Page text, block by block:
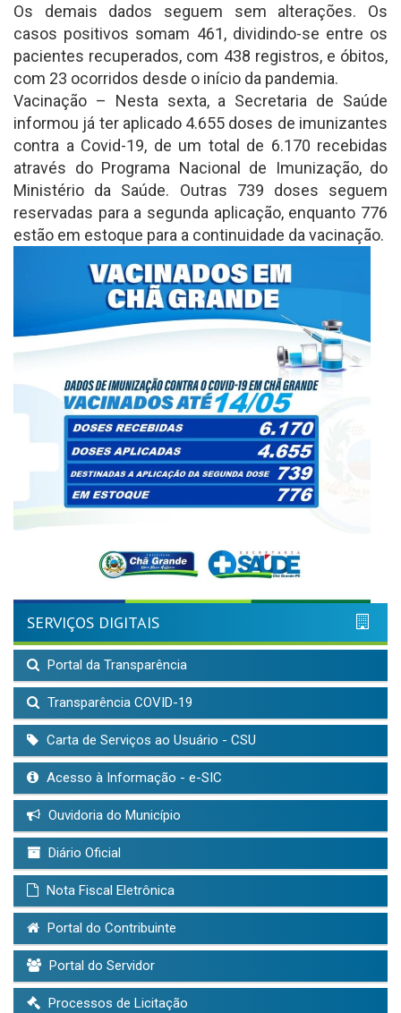
Os demais dados seguem sem alterações. Os
casos positivos somam 461, dividindo-se entre os
pacientes recuperados, com 438 registros, e óbitos,
com 23 ocorridos desde o início da pandemia.
Vacinação – Nesta sexta, a Secretaria de Saúde
informou já ter aplicado 4.655 doses de imunizantes
contra a Covid-19, de um total de 6.170 recebidas
através do Programa Nacional de Imunização, do
Ministério da Saúde. Outras 739 doses seguem
reservadas para a segunda aplicação, enquanto 776
estão em estoque para a continuidade da vacinação.
SERVIÇOS DIGITAIS
Portal da Transparência
Transparência COVID-19
Carta de Serviços ao Usuário - CSU
Acesso à Informação - e-SIC
Ouvidoria do Município
Diário Oficial
Nota Fiscal Eletrônica
Portal do Contribuinte
Portal do Servidor
Processos de Licitação